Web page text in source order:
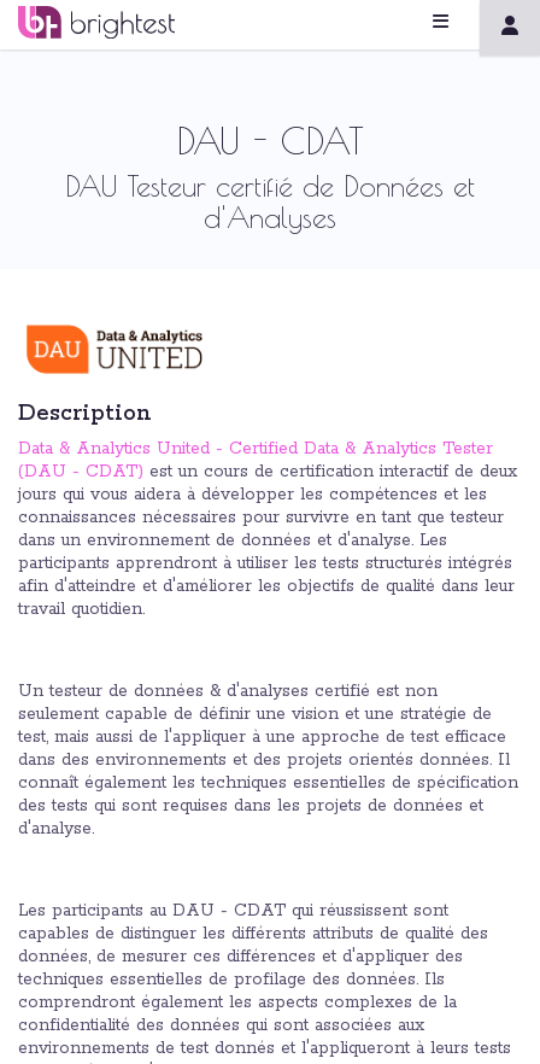
DAU - CDAT
DAU Testeur certifié de Données et
d'Analyses
Description
Data & Analytics United - Certified Data & Analytics Tester
(DAU - CDAT) est un cours de certification interactif de deux
jours qui vous aidera à développer les compétences et les
connaissances nécessaires pour survivre en tant que testeur
dans un environnement de données et d'analyse. Les
participants apprendront à utiliser les tests structurés intégrés
afin d'atteindre et d'améliorer les objectifs de qualité dans leur
travail quotidien.
Un testeur de données & d'analyses certifié est non
seulement capable de définir une vision et une stratégie de
test, mais aussi de l'appliquer à une approche de test efficace
dans des environnements et des projets orientés données. Il
connaît également les techniques essentielles de spécification
des tests qui sont requises dans les projets de données et
d'analyse.
Les participants au DAU - CDAT qui réussissent sont
capables de distinguer les différents attributs de qualité des
données, de mesurer ces différences et d'appliquer des
techniques essentielles de profilage des données. Ils
comprendront également les aspects complexes de la
confidentialité des données qui sont associées aux
environnements de test donnés et l'appliqueront à leurs tests